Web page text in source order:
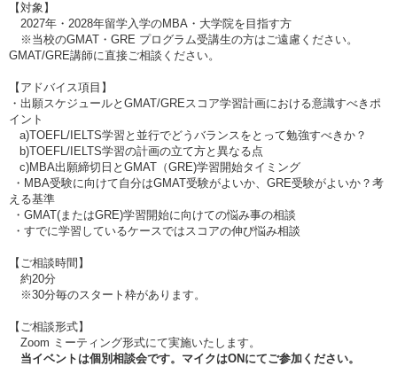
【対象】
2027年・2028年留学入学のMBA・大学院を目指す方
※当校のGMAT・GRE プログラム受講生の方はご遠慮ください。
GMAT/GRE講師に直接ご相談ください。
【アドバイス項目】
・出願スケジュールとGMAT/GREスコア学習計画における意識すべきポ
イント
a)TOEFL/IELTS学習と並行でどうバランスをとって勉強すべきか？
b)TOEFL/IELTS学習の計画の立て方と異なる点
c)MBA出願締切日とGMAT（GRE)学習開始タイミング
・MBA受験に向けて自分はGMAT受験がよいか、GRE受験がよいか？考
える基準
・GMAT(またはGRE)学習開始に向けての悩み事の相談
・すでに学習しているケースではスコアの伸び悩み相談
【ご相談時間】
約20分
※30分毎のスタート枠があります。
【ご相談形式】
Zoom ミーティング形式にて実施いたします。
当イベントは個別相談会です。マイクはONにてご参加ください。